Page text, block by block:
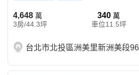
4,648 萬
3房/44.3坪
340萬
車位11.5坪
台北市北投區洲美里新洲美段